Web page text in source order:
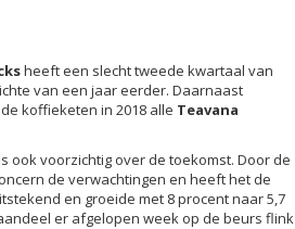
heeft een slecht tweede kwartaal van
van een jaar eerder. Daarnaast
koffieketen in 2018 alle Teavana
ook voorzichtig over de toekomst. Door de
de verwachtingen en heeft het de
en groeide met 8 procent naar 5,7
er afgelopen week op de beurs flink